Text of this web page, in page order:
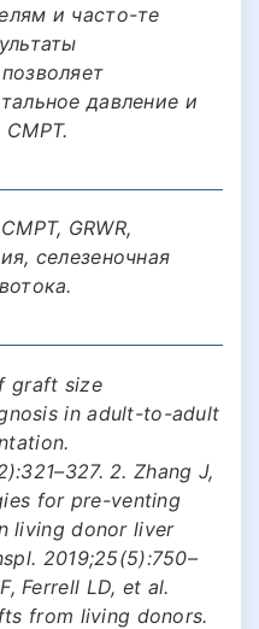
и часто-те
давление и
СМРТ.
GRWR,
селезеночная
graft size
in adult-to-adult
2. Zhang J,
for pre-venting
living donor liver
2019;25(5):750–
Ferrell LD, et al.
from living donors.